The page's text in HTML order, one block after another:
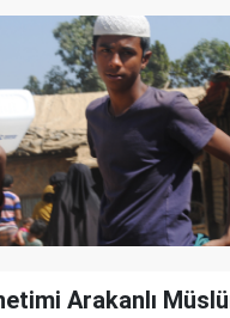
Arakanlı